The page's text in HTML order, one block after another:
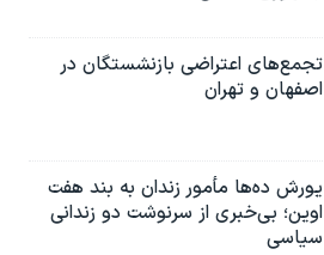
تجمع‌های اعتراضی بازنشستگان در
اصفهان و تهران
یورش ده‌ها مأمور زندان به بند هفت
اوین؛ بی‌خبری از سرنوشت دو زندانی
سیاسی